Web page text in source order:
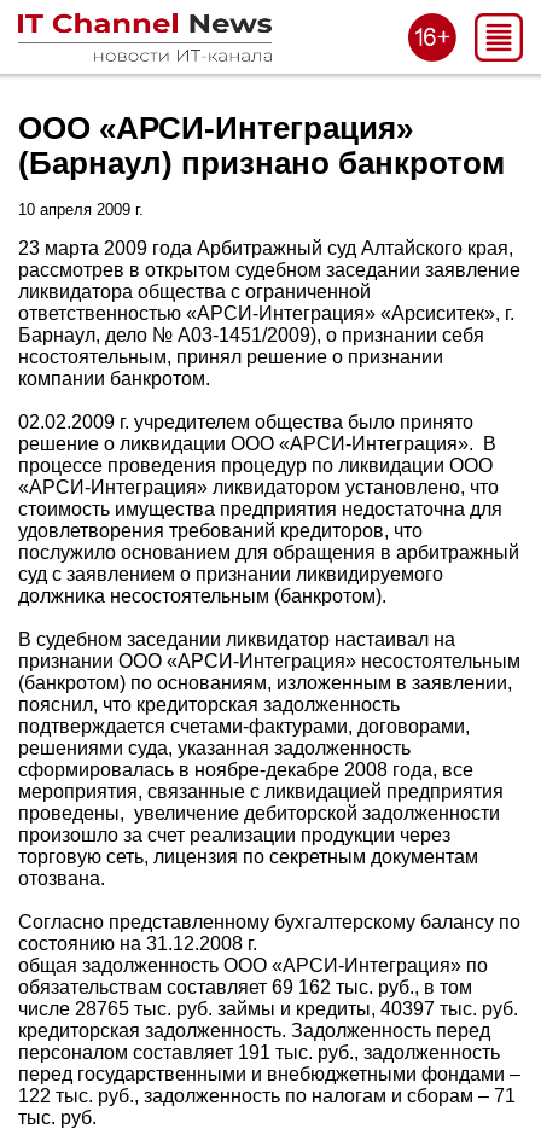
ООО «АРСИ-Интеграция»
(Барнаул) признано банкротом
10 апреля 2009 г.
23 марта 2009 года Арбитражный суд Алтайского края,
рассмотрев в открытом судебном заседании заявление
ликвидатора общества с ограниченной
ответственностью «АРСИ-Интеграция» «Арсиситек», г.
Барнаул, дело № А03-1451/2009), о признании себя
нсостоятельным, принял решение о признании
компании банкротом.
02.02.2009 г. учредителем общества было принято
решение о ликвидации ООО «АРСИ-Интеграция». В
процессе проведения процедур по ликвидации ООО
«АРСИ-Интеграция» ликвидатором установлено, что
стоимость имущества предприятия недостаточна для
удовлетворения требований кредиторов, что
послужило основанием для обращения в арбитражный
суд с заявлением о признании ликвидируемого
должника несостоятельным (банкротом).
В судебном заседании ликвидатор настаивал на
признании ООО «АРСИ-Интеграция» несостоятельным
(банкротом) по основаниям, изложенным в заявлении,
пояснил, что кредиторская задолженность
подтверждается счетами-фактурами, договорами,
решениями суда, указанная задолженность
сформировалась в ноябре-декабре 2008 года, все
мероприятия, связанные с ликвидацией предприятия
проведены, увеличение дебиторской задолженности
произошло за счет реализации продукции через
торговую сеть, лицензия по секретным документам
отозвана.
Согласно представленному бухгалтерскому балансу по
состоянию на 31.12.2008 г.
общая задолженность ООО «АРСИ-Интеграция» по
обязательствам составляет 69 162 тыс. руб., в том
числе 28765 тыс. руб. займы и кредиты, 40397 тыс. руб.
кредиторская задолженность. Задолженность перед
персоналом составляет 191 тыс. руб., задолженность
перед государственными и внебюджетными фондами –
122 тыс. руб., задолженность по налогам и сборам – 71
тыс. руб.